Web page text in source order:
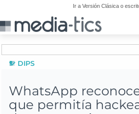
Ir a Versión Clásica o
DIPS
WhatsApp
que permitía